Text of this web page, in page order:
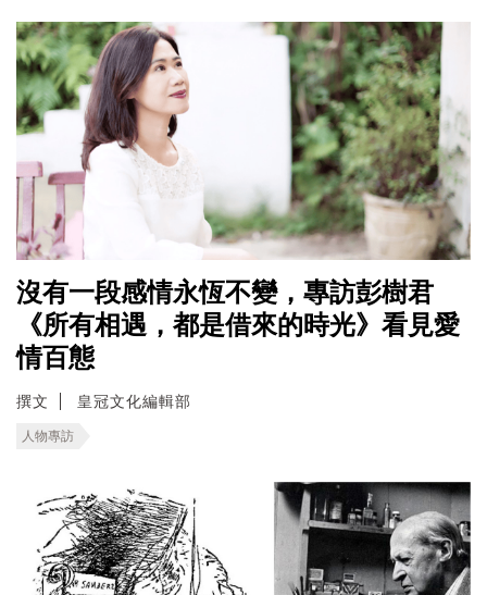
沒有一段感情永恆不變，專訪彭樹君
《所有相遇，都是借來的時光》看見愛
情百態
撰文 皇冠文化編輯部
人物專訪